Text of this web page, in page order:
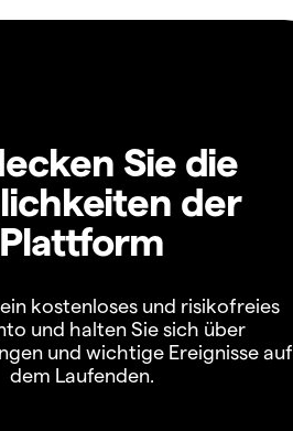
Sie die
der
Plattform
kostenloses und risikofreies
und halten Sie sich über
und wichtige Ereignisse auf
dem Laufenden.